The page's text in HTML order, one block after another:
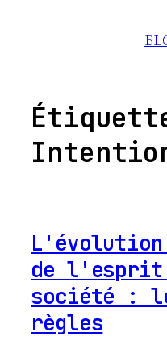
de
société :
règles